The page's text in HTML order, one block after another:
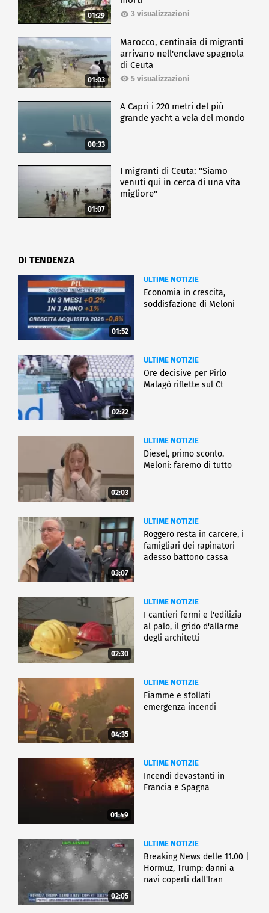
01:29 3 visualizzazioni
01:03
Marocco, centinaia di migranti
arrivano nell'enclave spagnola
di Ceuta
5 visualizzazioni
00:33
A Capri i 220 metri del più
grande yacht a vela del mondo
01:07
I migranti di Ceuta: "Siamo
venuti qui in cerca di una vita
migliore"
DI TENDENZA
01:52
ULTIME NOTIZIE
Economia in crescita,
soddisfazione di Meloni
02:22
ULTIME NOTIZIE
Ore decisive per Pirlo
Malagò riflette sul Ct
02:03
ULTIME NOTIZIE
Diesel, primo sconto.
Meloni: faremo di tutto
03:07
ULTIME NOTIZIE
Roggero resta in carcere, i
famigliari dei rapinatori
adesso battono cassa
02:30
ULTIME NOTIZIE
I cantieri fermi e l'edilizia
al palo, il grido d'allarme
degli architetti
04:35
ULTIME NOTIZIE
Fiamme e sfollati
emergenza incendi
01:49
ULTIME NOTIZIE
Incendi devastanti in
Francia e Spagna
02:05
ULTIME NOTIZIE
Breaking News delle 11.00 |
Hormuz, Trump: danni a
navi coperti dall'Iran